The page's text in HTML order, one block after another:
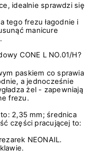
idealnie sprawdzi się
tego frezu łagodnie i
manicure
CONE L NO.01/H?
paskiem co sprawia
a jednocześnie
żel - zapewniają
frezu.
2,35 mm; średnica
części pracującej to:
NEONAIL.